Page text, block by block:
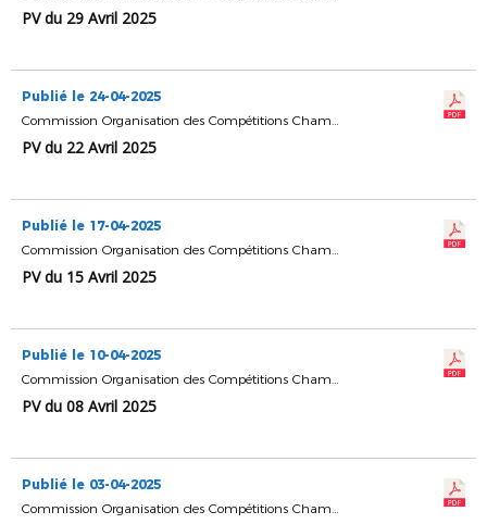
PV du 29 Avril 2025
Publié le 24-04-2025
Commission Organisation des Compétitions Championnats & Coupes
PV du 22 Avril 2025
Publié le 17-04-2025
Commission Organisation des Compétitions Championnats & Coupes
PV du 15 Avril 2025
Publié le 10-04-2025
Commission Organisation des Compétitions Championnats & Coupes
PV du 08 Avril 2025
Publié le 03-04-2025
Commission Organisation des Compétitions Championnats & Coupes